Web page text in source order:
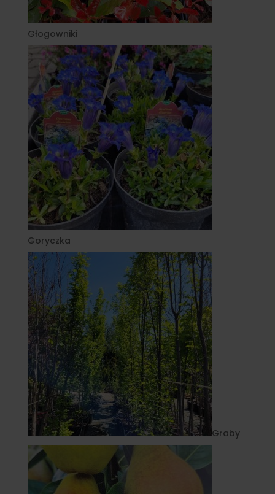
Głogowniki
Goryczka
Graby